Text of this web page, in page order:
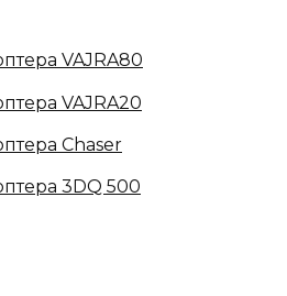
VAJRA80
VAJRA20
Chaser
3DQ 500